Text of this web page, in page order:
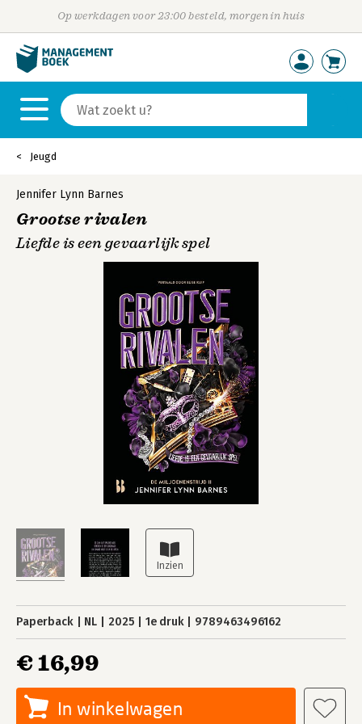
Op werkdagen voor 23:00 besteld, morgen in huis
Jeugd
Jennifer Lynn Barnes
Grootse rivalen
Liefde is een gevaarlijk spel
Paperback NL 2025 1e druk 9789463496162
€ 16,99
In winkelwagen